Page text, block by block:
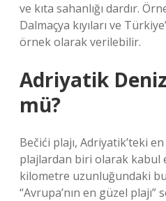
ve kıta sahanlığı dardır.
Dalmaçya kıyıları ve
örnek olarak verilebilir.
Adriyatik
mü?
Bečići plajı, Adriyatik’teki
plajlardan biri olarak kabul
kilometre uzunluğundaki bu
“Avrupa’nın en güzel plajı”